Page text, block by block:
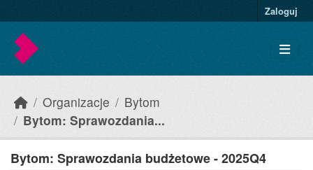
Zaloguj
Organizacje
Bytom
Bytom: Sprawozdania...
Bytom: Sprawozdania budżetowe - 2025Q4